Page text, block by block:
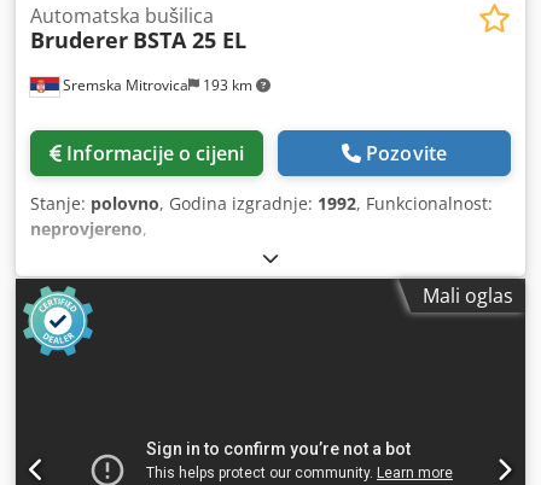
Sremska Mitrovica 193 km
Automatska bušilica
Bruderer BSTA 25 EL
Informacije o cijeni Pozovite
Stanje: polovno, Godina izgradnje: 1992, Funkcionalnost:
neprovjereno,
Mali oglas